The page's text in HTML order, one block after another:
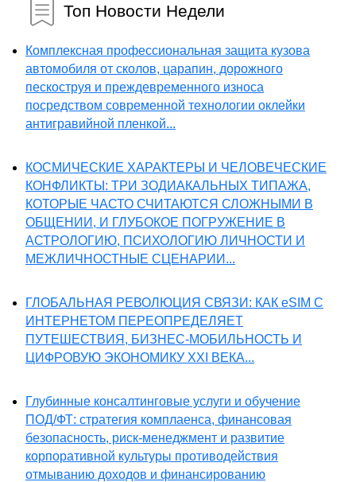
Топ Новости Недели
Комплексная профессиональная защита кузова
автомобиля от сколов, царапин, дорожного
пескоструя и преждевременного износа
посредством современной технологии оклейки
антигравийной пленкой...
КОСМИЧЕСКИЕ ХАРАКТЕРЫ И ЧЕЛОВЕЧЕСКИЕ
КОНФЛИКТЫ: ТРИ ЗОДИАКАЛЬНЫХ ТИПАЖА,
КОТОРЫЕ ЧАСТО СЧИТАЮТСЯ СЛОЖНЫМИ В
ОБЩЕНИИ, И ГЛУБОКОЕ ПОГРУЖЕНИЕ В
АСТРОЛОГИЮ, ПСИХОЛОГИЮ ЛИЧНОСТИ И
МЕЖЛИЧНОСТНЫЕ СЦЕНАРИИ...
ГЛОБАЛЬНАЯ РЕВОЛЮЦИЯ СВЯЗИ: КАК eSIM С
ИНТЕРНЕТОМ ПЕРЕОПРЕДЕЛЯЕТ
ПУТЕШЕСТВИЯ, БИЗНЕС-МОБИЛЬНОСТЬ И
ЦИФРОВУЮ ЭКОНОМИКУ XXI ВЕКА...
Глубинные консалтинговые услуги и обучение
ПОД/ФТ: стратегия комплаенса, финансовая
безопасность, риск-менеджмент и развитие
корпоративной культуры противодействия
отмыванию доходов и финансированию